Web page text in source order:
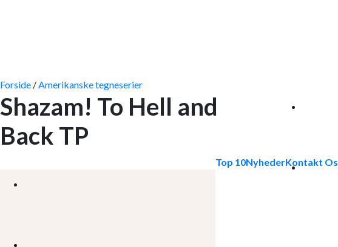
Top 10NyhederKontakt Os
Forside /Amerikanske tegneserier
Shazam! To Hell and
Back TP